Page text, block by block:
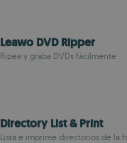
Leawo DVD Ripper
Ripea y graba DVDs fácilmente
Directory List & Print
Lista e imprime directorios de la